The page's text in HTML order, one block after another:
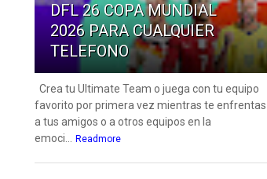
DFL 26 COPA MUNDIAL
2026 PARA CUALQUIER
TELEFONO
Crea tu Ultimate Team o juega con tu equipo
favorito por primera vez mientras te enfrentas
a tus amigos o a otros equipos en la
emoci...
Readmore